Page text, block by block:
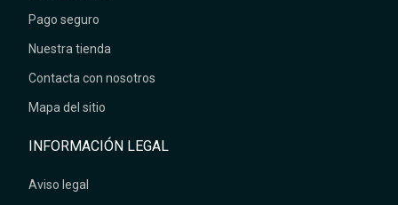
Pago seguro
Nuestra tienda
Contacta con nosotros
Mapa del sitio
INFORMACIÓN LEGAL
Aviso legal